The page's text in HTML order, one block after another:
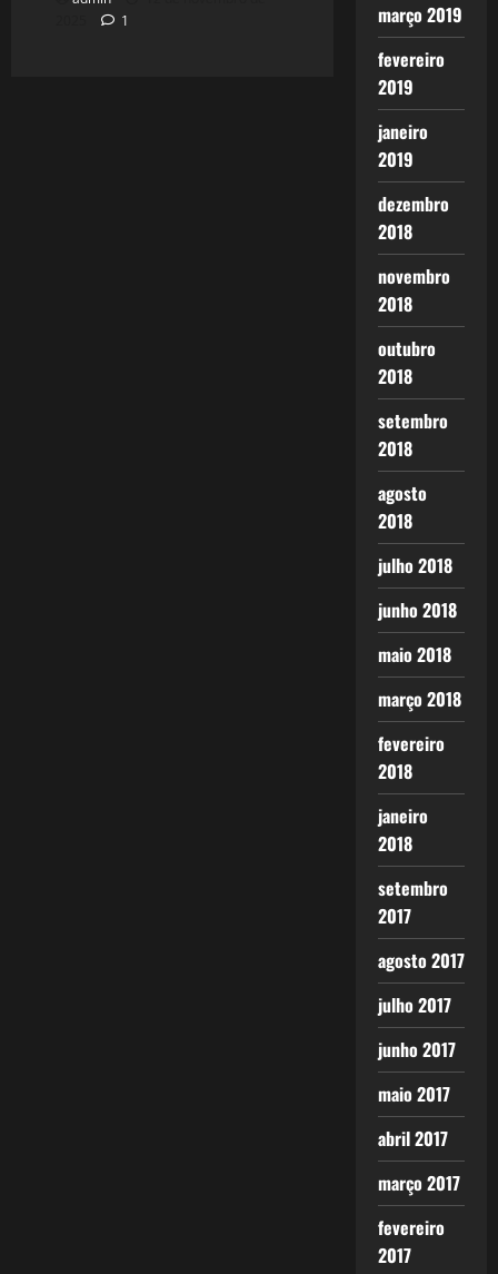
1
março 2019
fevereiro
2019
janeiro
2019
dezembro
2018
novembro
2018
outubro
2018
setembro
2018
agosto
2018
julho 2018
junho 2018
maio 2018
março 2018
fevereiro
2018
janeiro
2018
setembro
2017
agosto 2017
julho 2017
junho 2017
maio 2017
abril 2017
março 2017
fevereiro
2017